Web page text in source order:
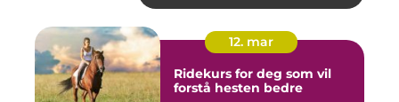
12. mar
Ridekurs for deg som vil
forstå hesten bedre